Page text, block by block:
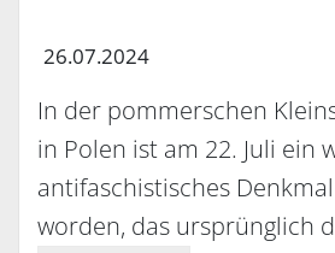
26.07.2024
In der pommerschen
in Polen ist am 22. Juli ein
antifaschistisches
worden, das ursprünglich